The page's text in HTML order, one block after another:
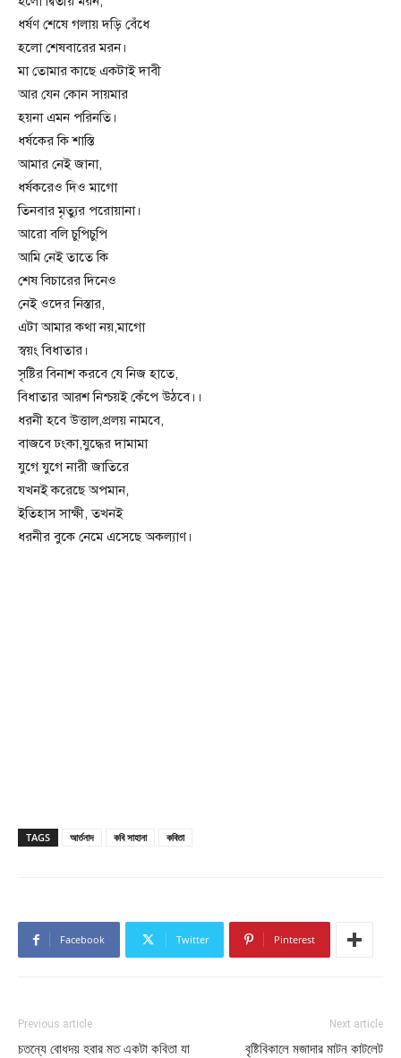
ধর্ষণ শেষে গলায় দড়ি বেঁধে
হলো শেষবারের মরন।
মা তোমার কাছে একটাই দাবী
আর যেন কোন সায়মার
হয়না এমন পরিনতি।
ধর্ষকের কি শাস্তি
আমার নেই জানা,
ধর্ষকরেও দিও মাগো
তিনবার মৃত্যুর পরোয়ানা।
আরো বলি চুপিচুপি
আমি নেই তাতে কি
শেষ বিচারের দিনেও
নেই ওদের নিস্তার,
এটা আমার কথা নয়,মাগো
স্বয়ং বিধাতার।
সৃষ্টির বিনাশ করবে যে নিজ হাতে,
বিধাতার আরশ নিশ্চয়ই কেঁপে উঠবে।।
ধরনী হবে উত্তাল,প্রলয় নামবে,
বাজবে ঢংকা,যুদ্ধের দামামা
যুগে যুগে নারী জাতিরে
যখনই করেছে অপমান,
ইতিহাস সাক্ষী, তখনই
ধরনীর বুকে নেমে এসেছে অকল্যাণ।
TAGS আর্তনাদ কবি সাহানা কবিতা
Facebook Twitter Pinterest
Previous article
চতন্যে বোধদয় হবার মত একটা কবিতা যা
Next article
বৃষ্টিবিকালে মজাদার মাটন কাটলেট